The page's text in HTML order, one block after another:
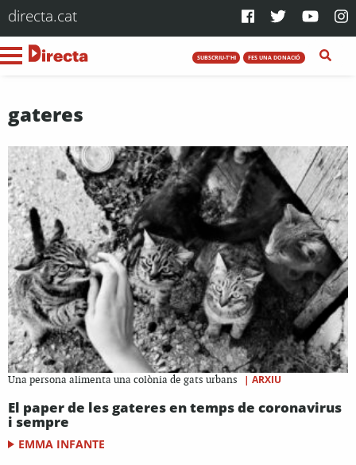
directa.cat
SUBSCRIU-T'HI FES UNA DONACIÓ
gateres
Una persona alimenta una colònia de gats urbans | ARXIU
El paper de les gateres en temps de coronavirus
i sempre
EMMA INFANTE